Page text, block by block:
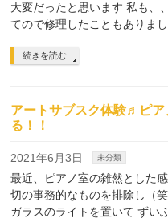
大変だったと思います 私も、
てので修理したこともありま
続きを読む
アートサブスク体験♬ピア
る！！
2021年6月3日 未分類
最近、ピアノ室の雑然とした
切の事務的なものを排除し（
ガラスのライトを置いて ずい